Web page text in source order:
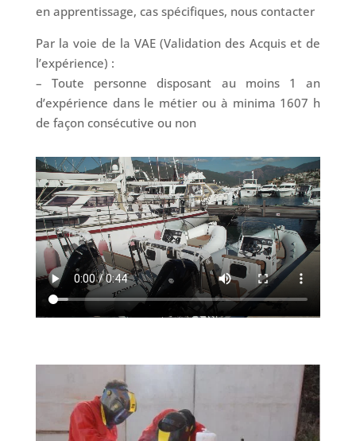
en apprentissage, cas spécifiques, nous contacter
Par la voie de la VAE (Validation des Acquis et de
l’expérience) :
– Toute personne disposant au moins 1 an
d’expérience dans le métier ou à minima 1607 h
de façon consécutive ou non